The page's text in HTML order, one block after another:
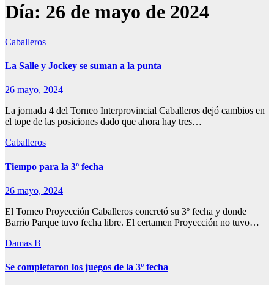
Día: 26 de mayo de 2024
Caballeros
La Salle y Jockey se suman a la punta
26 mayo, 2024
La jornada 4 del Torneo Interprovincial Caballeros dejó cambios en
el tope de las posiciones dado que ahora hay tres…
Caballeros
Tiempo para la 3º fecha
26 mayo, 2024
El Torneo Proyección Caballeros concretó su 3º fecha y donde
Barrio Parque tuvo fecha libre. El certamen Proyección no tuvo…
Damas B
Se completaron los juegos de la 3º fecha